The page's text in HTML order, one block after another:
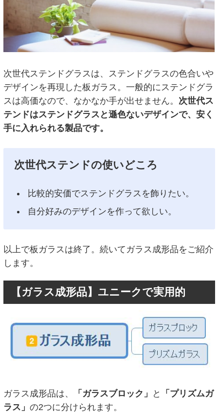
次世代ステンドグラスは、ステンドグラスの色合いや
デザインを再現した板ガラス。一般的にステンドグラ
スは高価なので、なかなか手が出せません。 次世代ス
テンドはステンドグラスと遜色ないデザインで、安く
手に入れられる製品です。
次世代ステンドの使いどころ
比較的安価でステンドグラスを飾りたい。
自分好みのデザインを作って欲しい。
以上で板ガラスは終了。続いてガラス成形品をご紹介
します。
【ガラス成形品】ユニークで実用的
ガラス成形品は、 「ガラスブロック」 と
「プリズムガ
ラス」 の2つに分けられます。